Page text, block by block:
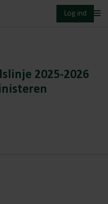
Log ind
2025-2026